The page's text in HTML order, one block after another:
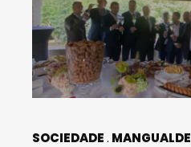
SOCIEDADE MANGUALDE